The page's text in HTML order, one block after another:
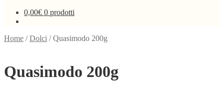
0,00€ 0 prodotti
Home /Dolci /Quasimodo 200g
Quasimodo 200g